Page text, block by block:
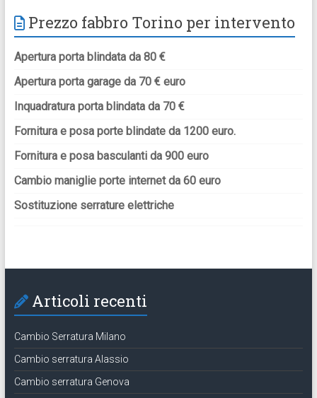
Prezzo fabbro Torino per intervento
Apertura porta blindata da 80 €
Apertura porta garage da 70 € euro
Inquadratura porta blindata da 70 €
Fornitura e posa porte blindate da 1200 euro.
Fornitura e posa basculanti da 900 euro
Cambio maniglie porte internet da 60 euro
Sostituzione serrature elettriche
Articoli recenti
Cambio Serratura Milano
Cambio serratura Alassio
Cambio serratura Genova